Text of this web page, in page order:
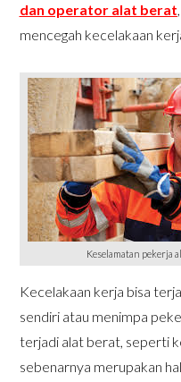
dan operator alat berat
mencegah kecelakaan
Keselamatan pekerja
Kecelakaan kerja bisa
sendiri atau menimpa
terjadi alat berat, seperti
sebenarnya merupakan